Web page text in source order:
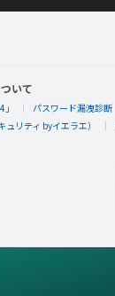
いて
パスワード漏洩診断
リティ byイエラエ）